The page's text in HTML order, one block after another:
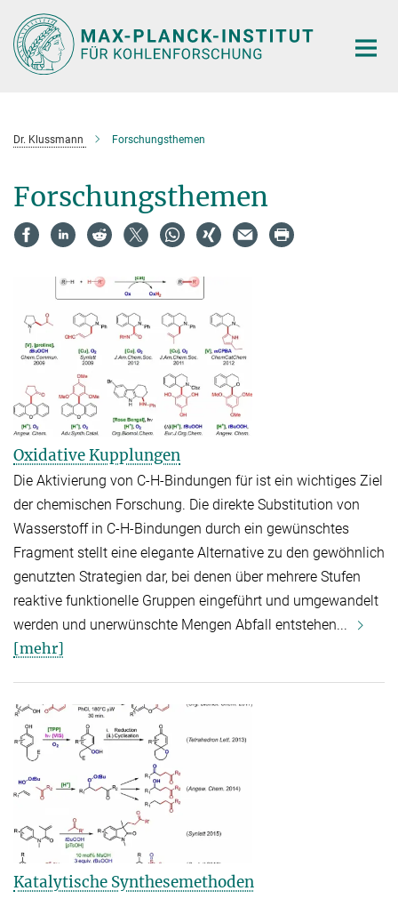
Hauptinhalt
Dr. Klussmann Forschungsthemen
Forschungsthemen
Oxidative Kupplungen
Die Aktivierung von C-H-Bindungen für ist ein wichtiges Ziel
der chemischen Forschung. Die direkte Substitution von
Wasserstoff in C-H-Bindungen durch ein gewünschtes
Fragment stellt eine elegante Alternative zu den gewöhnlich
genutzten Strategien dar, bei denen über mehrere Stufen
reaktive funktionelle Gruppen eingeführt und umgewandelt
werden und unerwünschte Mengen Abfall entstehen...
[mehr]
Katalytische Synthesemethoden